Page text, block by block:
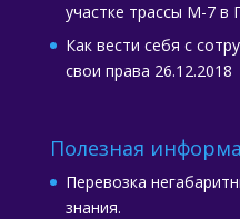
участке трассы М-7 в
Как вести себя с
свои права 26.12.2018
Полезная
Перевозка
знания.